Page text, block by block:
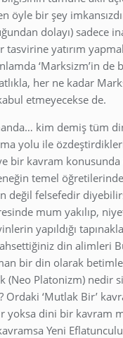
öyle bir şey
dolayı) sadece
yatırım
‘Marksizm’in de
her ne kadar
etmeyecekse de.
kim demiş tüm
yolu ile
bir kavram konusunda
temel
değil felsefedir
mum yakılıp,
yapıldığı
din alimleri
bir din olarak
(Neo Platonizm) nedir
‘Mutlak Bir’
yoksa dini bir kavram
Yeni